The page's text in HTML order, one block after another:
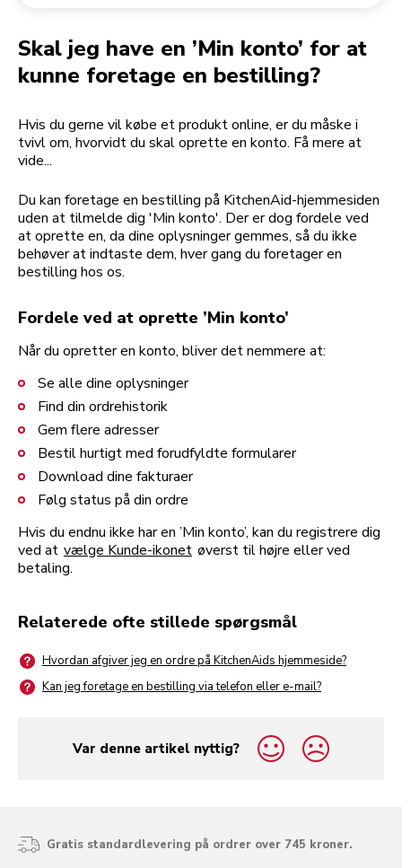
Skal jeg have en ’Min konto’ for at
kunne foretage en bestilling?
Hvis du gerne vil købe et produkt online, er du måske i
tvivl om, hvorvidt du skal oprette en konto. Få mere at
vide...
Du kan foretage en bestilling på KitchenAid-hjemmesiden
uden at tilmelde dig 'Min konto'. Der er dog fordele ved
at oprette en, da dine oplysninger gemmes, så du ikke
behøver at indtaste dem, hver gang du foretager en
bestilling hos os.
Fordele ved at oprette ’Min konto’
Når du opretter en konto, bliver det nemmere at:
Se alle dine oplysninger
Find din ordrehistorik
Gem flere adresser
Bestil hurtigt med forudfyldte formularer
Download dine fakturaer
Følg status på din ordre
Hvis du endnu ikke har en ’Min konto’, kan du registrere dig
ved at vælge Kunde-ikonet øverst til højre eller ved
betaling.
Relaterede ofte stillede spørgsmål
Hvordan afgiver jeg en ordre på KitchenAids hjemmeside?
Kan jeg foretage en bestilling via telefon eller e-mail?
Var denne artikel nyttig?
yes
no
Gratis standardlevering på ordrer over 745 kroner.